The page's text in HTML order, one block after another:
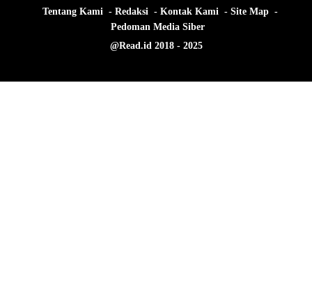
Tentang Kami Redaksi Kontak Kami
Site Map
Pedoman Media Siber
@Read.id 2018 - 2025